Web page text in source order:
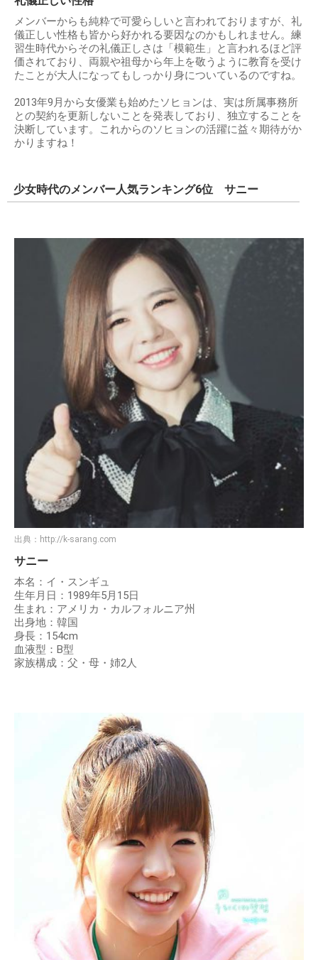
メンバーからも純粋で可愛らしいと言われておりますが、礼
儀正しい性格も皆から好かれる要因なのかもしれません。練
習生時代からその礼儀正しさは「模範生」と言われるほど評
価されており、両親や祖母から年上を敬うように教育を受け
たことが大人になってもしっかり身についているのですね。
2013年9月から女優業も始めたソヒョンは、実は所属事務所
との契約を更新しないことを発表しており、独立することを
決断しています。これからのソヒョンの活躍に益々期待がか
かりますね！
少女時代のメンバー人気ランキング6位 サニー
出典： http://k-sarang.com
サニー
本名：イ・スンギュ
生年月日：1989年5月15日
生まれ：アメリカ・カルフォルニア州
出身地：韓国
身長：154cm
血液型：B型
家族構成：父・母・姉2人